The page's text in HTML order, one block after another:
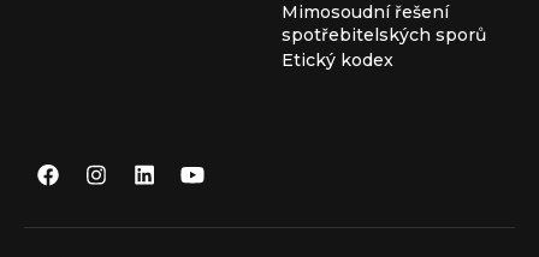
Mimosoudní řešení
spotřebitelských sporů
Etický kodex